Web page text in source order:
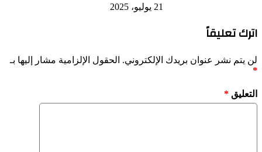
21 يوليو، 2025
اترك تعليقاً
لن يتم نشر عنوان بريدك الإلكتروني. الحقول الإلزامية مشار إليها بـ
*
التعليق *